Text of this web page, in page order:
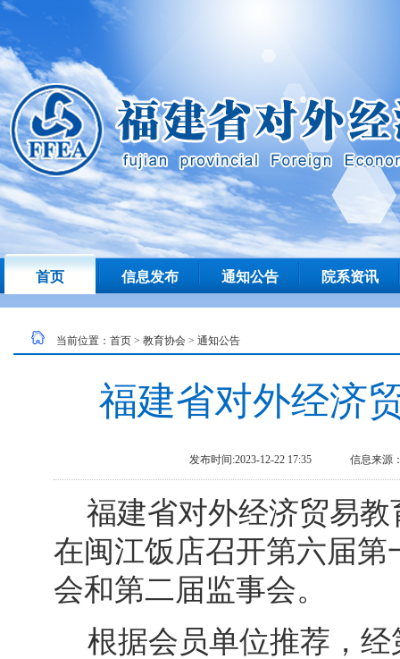
首页 信息发布 通知公告 院系资讯
当前位置： 首页 > 教育协会 > 通知公告
福建省对外经济
发布时间:2023-12-22 17:35 信息来源
福建省对外经济贸易教
在闽江饭店召开第六届
会和第二届监事会。
根据会员单位推荐，